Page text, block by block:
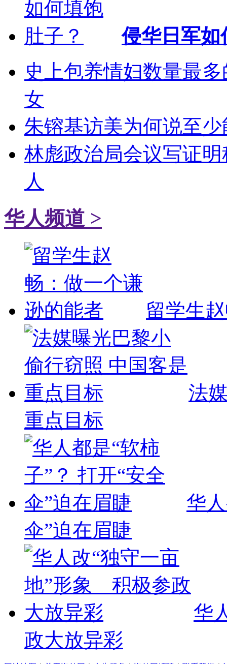
侵华日军如
史上包养情妇数量最
女
朱镕基访美为何说至
林彪政治局会议写证
人
华人频道 >
留学生
法
重点目标
华
伞”迫在眉睫
华
政大放异彩